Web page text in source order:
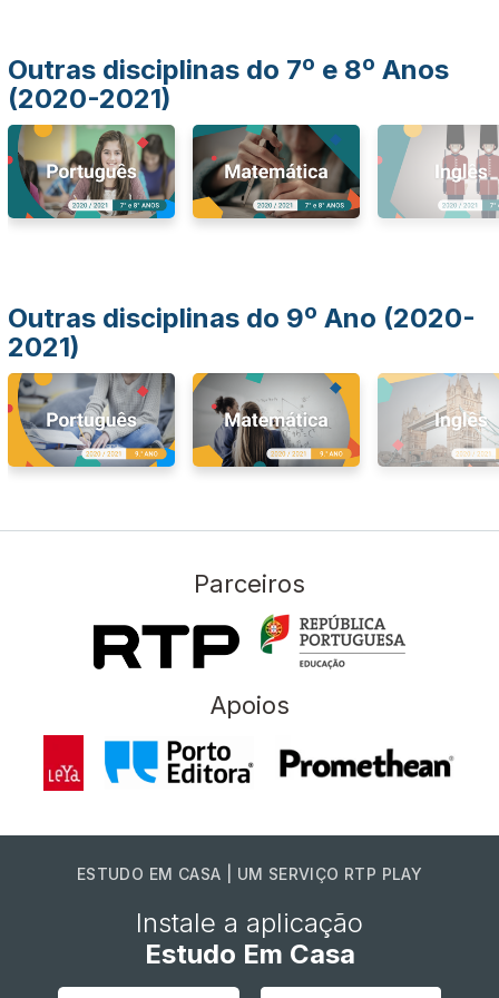
Outras disciplinas do 7º e 8º Anos
(2020-2021)
Outras disciplinas do 9º Ano (2020-
2021)
Parceiros
Apoios
ESTUDO EM CASA | UM SERVIÇO RTP PLAY
Instale a aplicação
Estudo Em Casa